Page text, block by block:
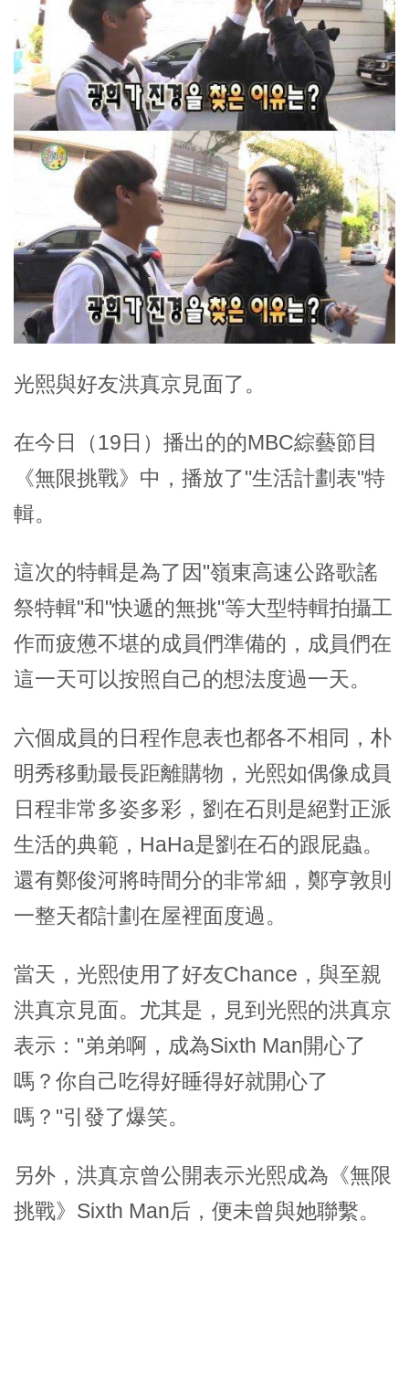
光熙與好友洪真京見面了。
在今日（19日）播出的的MBC綜藝節目
《無限挑戰》中，播放了"生活計劃表"特
輯。
這次的特輯是為了因"嶺東高速公路歌謠
祭特輯"和"快遞的無挑"等大型特輯拍攝工
作而疲憊不堪的成員們準備的，成員們在
這一天可以按照自己的想法度過一天。
六個成員的日程作息表也都各不相同，朴
明秀移動最長距離購物，光熙如偶像成員
日程非常多姿多彩，劉在石則是絕對正派
生活的典範，HaHa是劉在石的跟屁蟲。
還有鄭俊河將時間分的非常細，鄭亨敦則
一整天都計劃在屋裡面度過。
當天，光熙使用了好友Chance，與至親
洪真京見面。尤其是，見到光熙的洪真京
表示："弟弟啊，成為Sixth Man開心了
嗎？你自己吃得好睡得好就開心了
嗎？"引發了爆笑。
另外，洪真京曾公開表示光熙成為《無限
挑戰》Sixth Man后，便未曾與她聯繫。